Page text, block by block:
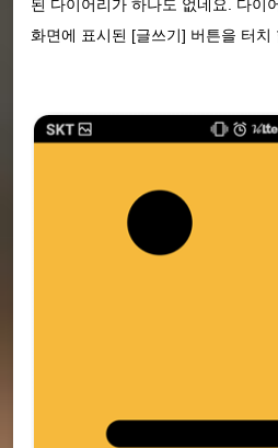
된 다이어리가 하나도 없네요. 다이
화면에 표시된 [글쓰기] 버튼을 터치